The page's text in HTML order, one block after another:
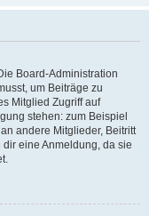
Board-Administration
um Beiträge zu
Mitglied Zugriff auf
stehen: zum Beispiel
andere Mitglieder, Beitritt
eine Anmeldung, da sie